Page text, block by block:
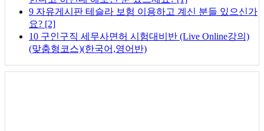
9 자유게시판 테슬라 보험 이용하고 계신 분들 있으신가
요? [2]
10 구인구직 세무사면허 시험대비반 (Live Online강의)
(맞춤형코스)(한국어,영어반)